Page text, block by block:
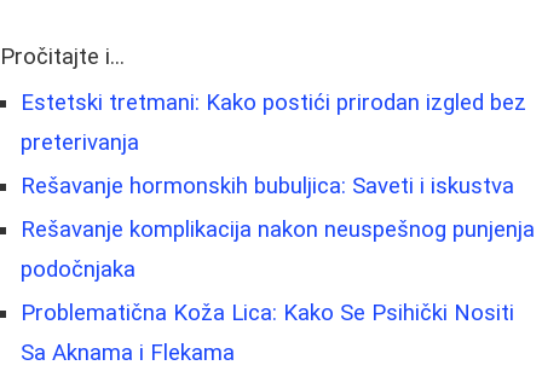
Pročitajte i...
Estetski tretmani: Kako postići prirodan izgled bez
preterivanja
Rešavanje hormonskih bubuljica: Saveti i iskustva
Rešavanje komplikacija nakon neuspešnog punjenja
podočnjaka
Problematična Koža Lica: Kako Se Psihički Nositi
Sa Aknama i Flekama